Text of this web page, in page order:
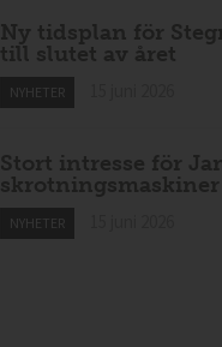
Ny tidsplan för
till slutet av året
NYHETER
Stort intresse för
skrotningsmaskiner
NYHETER